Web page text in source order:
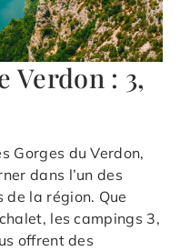
Verdon : 3,
Gorges du Verdon,
dans l’un des
la région. Que
les campings 3,
offrent des